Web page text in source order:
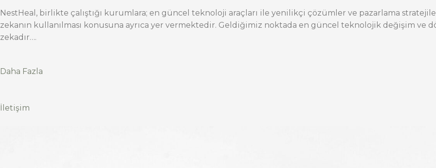
NestHeal, birlikte çalıştığı kurumlara; en güncel teknoloji araçları ile yenilikçi çözümler ve pazarlama
zekanın kullanılması konusuna ayrıca yer vermektedir. Geldiğimiz noktada en güncel teknolojik değişim ve
zekadır….
Daha Fazla
İletişim